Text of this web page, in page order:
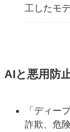
工したモ
AIと悪用防
「ディー
詐欺、危